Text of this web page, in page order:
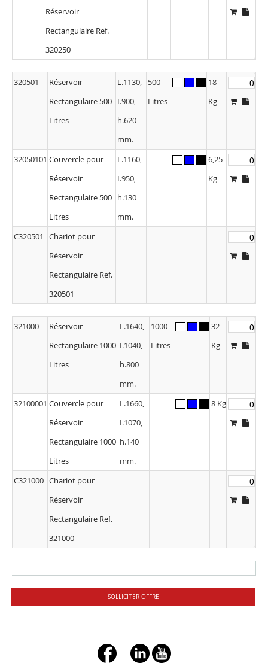
Réservoir
Rectangulaire Ref.
320250
320501
Réservoir
Rectangulaire 500
Litres
L.1130,
I.900,
h.620
mm.
500
Litres
18
Kg
32050101 Couvercle pour
Réservoir
Rectangulaire 500
Litres
L.1160,
I.950,
h.130
mm.
6,25
Kg
C320501
Chariot pour
Réservoir
Rectangulaire Ref.
320501
321000
Réservoir
Rectangulaire 1000
Litres
L.1640,
I.1040,
h.800
mm.
1000
Litres
32
Kg
32100001 Couvercle pour
Réservoir
Rectangulaire 1000
Litres
L.1660,
I.1070,
h.140
mm.
8 Kg
C321000 Chariot pour
Réservoir
Rectangulaire Ref.
321000
SOLLICITER OFFRE
+ç